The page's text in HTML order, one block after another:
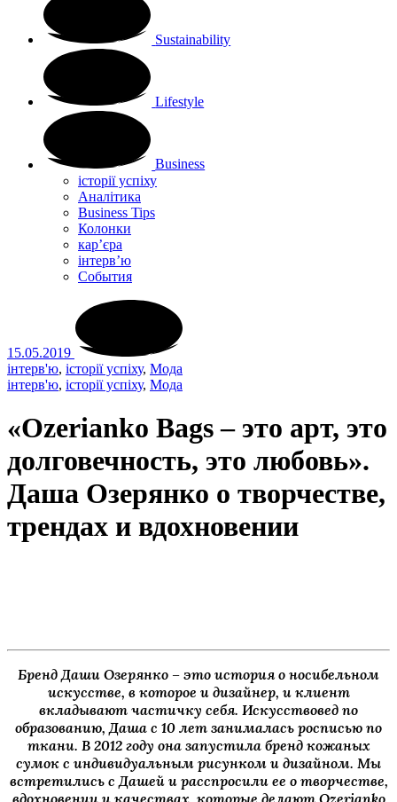
Sustainability
Lifestyle
Business
історії успіху
Аналітика
Business Tips
Колонки
кар’єра
інтерв’ю
Cобытия
15.05.2019
інтерв'ю, історії успіху, Мода
інтерв'ю, історії успіху, Мода
«Ozerianko Bags – это арт, это
долговечность, это любовь».
Даша Озерянко о творчестве,
трендах и вдохновении
Бренд Даши Озерянко – это история о носибельном
искусстве, в которое и дизайнер, и клиент
вкладывают частичку себя. Искусствовед по
образованию, Даша с 10 лет занималась росписью по
ткани. В 2012 году она запустила бренд кожаных
сумок с индивидуальным рисунком и дизайном. Мы
встретились с Дашей и расспросили ее о творчестве,
вдохновении и качествах, которые делают Ozerianko